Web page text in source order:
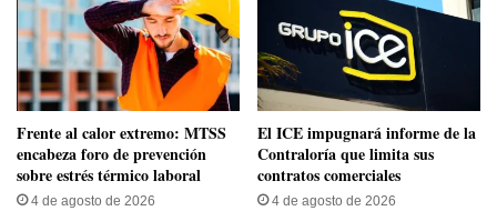
Frente al calor extremo: MTSS
encabeza foro de prevención
sobre estrés térmico laboral
4 de agosto de 2026
El ICE impugnará informe de la
Contraloría que limita sus
contratos comerciales
4 de agosto de 2026